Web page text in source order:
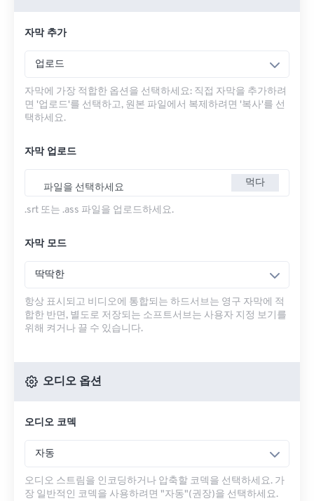
자막 추가
업로드
자막에 가장 적합한 옵션을 선택하세요: 직접 자막을 추가하려
면 '업로드'를 선택하고, 원본 파일에서 복제하려면 '복사'를 선
택하세요.
자막 업로드
파일을 선택하세요 먹다
.srt 또는 .ass 파일을 업로드하세요.
자막 모드
딱딱한
항상 표시되고 비디오에 통합되는 하드서브는 영구 자막에 적
합한 반면, 별도로 저장되는 소프트서브는 사용자 지정 보기를
위해 켜거나 끌 수 있습니다.
오디오 옵션
오디오 코덱
자동
오디오 스트림을 인코딩하거나 압축할 코덱을 선택하세요. 가
장 일반적인 코덱을 사용하려면 "자동"(권장)을 선택하세요.